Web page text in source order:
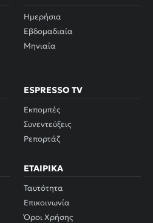
Ημερήσια
Εβδομαδιαία
Μηνιαία
ESPRESSO TV
Εκπομπές
Συνεντεύξεις
Ρεπορτάζ
ΕΤΑΙΡΙΚΆ
Ταυτότητα
Επικοινωνία
Όροι Χρήσης